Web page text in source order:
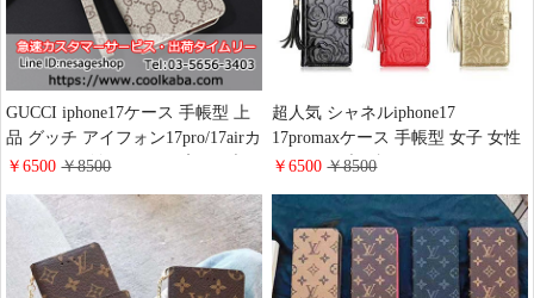
GUCCI iphone17ケース 手帳型 上
品 グッチ アイフォン17pro/17airカ
バー メンズ向け カード入れ ブラ
￥6500￥8500
超人気 シャネルiphone17
17promaxケース 手帳型 女子 女性
おしゃれ 大好評 chanel カメリア
カード収納 花柄 エンボスレザー
手帳 カバーブランド
iphone15/14/13 proケース 可愛い
タッセル付き
￥6500￥8500